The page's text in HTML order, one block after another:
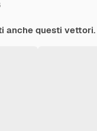
anche questi vettori.